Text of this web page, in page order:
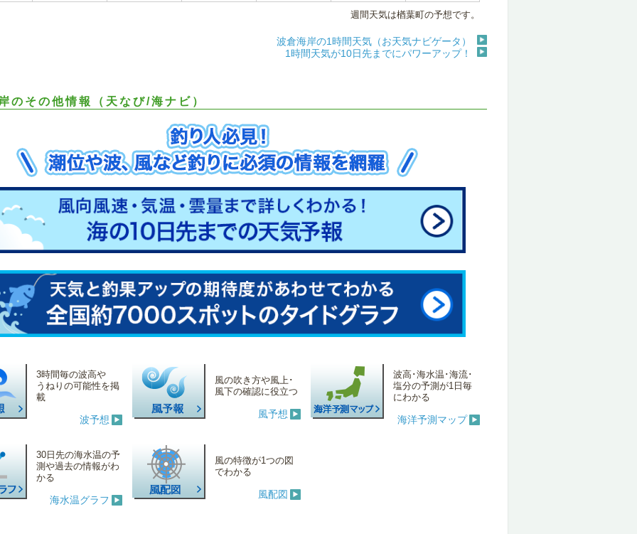
週間天気は楢葉町の予想です。
波倉海岸の1時間天気（お天気ナビゲータ）
1時間天気が10日先までにパワーアップ！
のその他情報（天なび/海ナビ）
3時間毎の波高や
うねりの可能性を掲
載
波予想
風の吹き方や風上･
風下の確認に役立つ
風予想
波高･海水温･海流･
塩分の予測が1日毎
にわかる
海洋予測マップ
30日先の海水温の予
測や過去の情報がわ
かる
海水温グラフ
風の特徴が1つの図
でわかる
風配図